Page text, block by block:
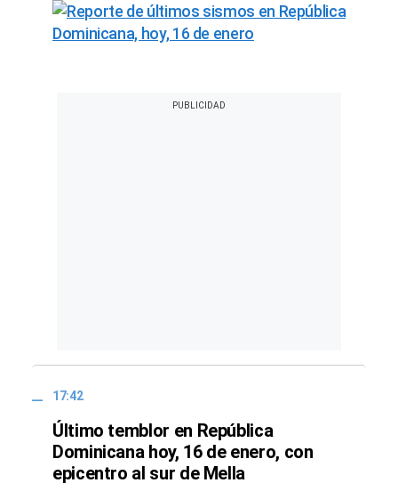
17:42
Último temblor en República
Dominicana hoy, 16 de enero, con
epicentro al sur de Mella